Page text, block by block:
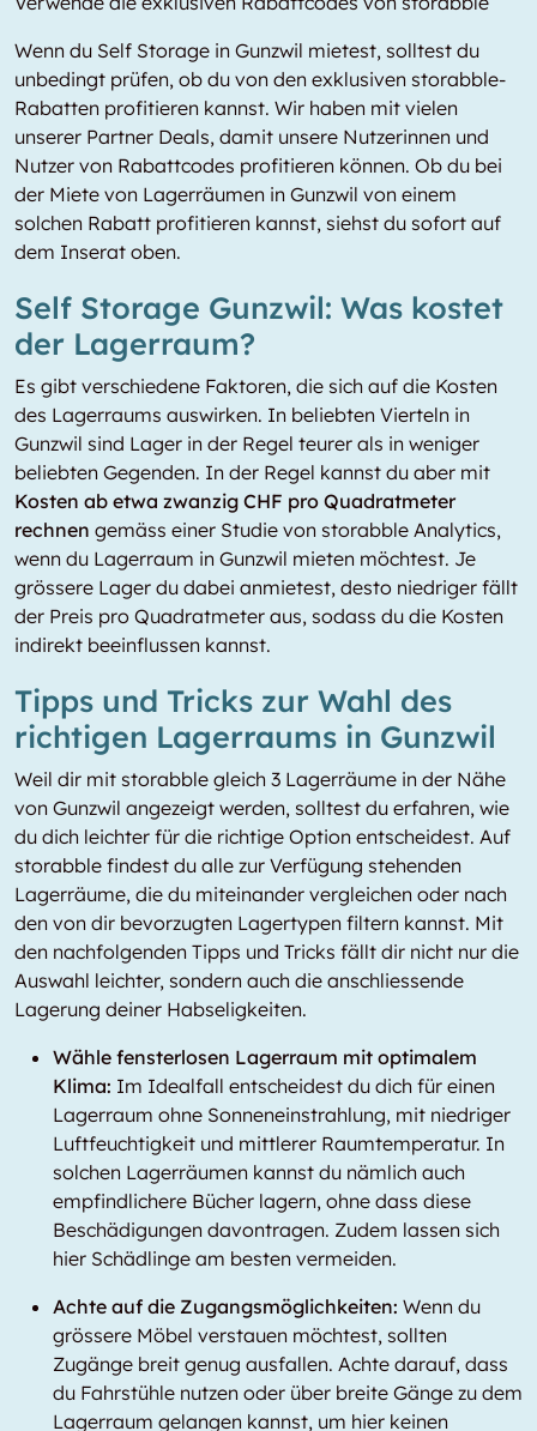
Wenn du Self Storage in Gunzwil mietest, solltest du
unbedingt prüfen, ob du von den exklusiven storabble-
Rabatten profitieren kannst. Wir haben mit vielen
unserer Partner Deals, damit unsere Nutzerinnen und
Nutzer von Rabattcodes profitieren können. Ob du bei
der Miete von Lagerräumen in Gunzwil von einem
solchen Rabatt profitieren kannst, siehst du sofort auf
dem Inserat oben.
Self Storage Gunzwil: Was kostet
der Lagerraum?
Es gibt verschiedene Faktoren, die sich auf die Kosten
des Lagerraums auswirken. In beliebten Vierteln in
Gunzwil sind Lager in der Regel teurer als in weniger
beliebten Gegenden. In der Regel kannst du aber mit
Kosten ab etwa zwanzig CHF pro Quadratmeter
rechnen gemäss einer Studie von storabble Analytics,
wenn du Lagerraum in Gunzwil mieten möchtest. Je
grössere Lager du dabei anmietest, desto niedriger fällt
der Preis pro Quadratmeter aus, sodass du die Kosten
indirekt beeinflussen kannst.
Tipps und Tricks zur Wahl des
richtigen Lagerraums in Gunzwil
Weil dir mit storabble gleich 3 Lagerräume in der Nähe
von Gunzwil angezeigt werden, solltest du erfahren, wie
du dich leichter für die richtige Option entscheidest. Auf
storabble findest du alle zur Verfügung stehenden
Lagerräume, die du miteinander vergleichen oder nach
den von dir bevorzugten Lagertypen filtern kannst. Mit
den nachfolgenden Tipps und Tricks fällt dir nicht nur die
Auswahl leichter, sondern auch die anschliessende
Lagerung deiner Habseligkeiten.
Wähle fensterlosen Lagerraum mit optimalem
Klima: Im Idealfall entscheidest du dich für einen
Lagerraum ohne Sonneneinstrahlung, mit niedriger
Luftfeuchtigkeit und mittlerer Raumtemperatur. In
solchen Lagerräumen kannst du nämlich auch
empfindlichere Bücher lagern, ohne dass diese
Beschädigungen davontragen. Zudem lassen sich
hier Schädlinge am besten vermeiden.
Achte auf die Zugangsmöglichkeiten: Wenn du
grössere Möbel verstauen möchtest, sollten
Zugänge breit genug ausfallen. Achte darauf, dass
du Fahrstühle nutzen oder über breite Gänge zu dem
Lagerraum gelangen kannst, um hier keinen